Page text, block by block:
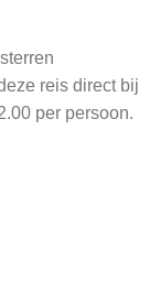
reis direct bij
per persoon.